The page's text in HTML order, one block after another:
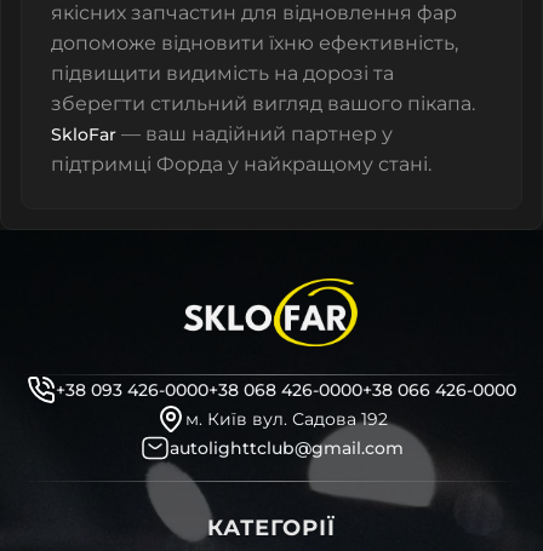
якісних запчастин для відновлення фар
допоможе відновити їхню ефективність,
підвищити видимість на дорозі та
зберегти стильний вигляд вашого пікапа.
SkloFar — ваш надійний партнер у
підтримці Форда у найкращому стані.
+38 093 426-0000+38 068 426-0000+38 066 426-0000
м. Київ вул. Садова 192
autolighttclub@gmail.com
КАТЕГОРІЇ